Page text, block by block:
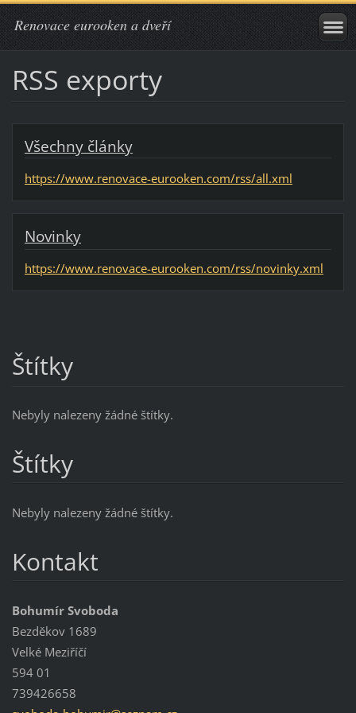
Renovace eurooken a dveří
RSS exporty
Všechny články
https://www.renovace-eurooken.com/rss/all.xml
Novinky
https://www.renovace-eurooken.com/rss/novinky.xml
Štítky
Nebyly nalezeny žádné štítky.
Štítky
Nebyly nalezeny žádné štítky.
Kontakt
Bohumír Svoboda
Bezděkov 1689
Velké Meziříčí
594 01
739426658